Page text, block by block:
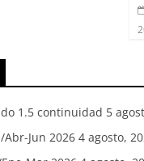
1.5 continuidad 5
Jun 2026 4 agosto,